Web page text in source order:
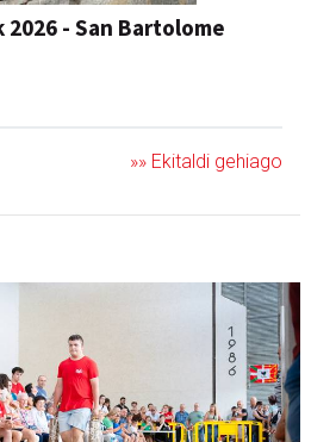
2026 - San Bartolome
»» Ekitaldi gehiago